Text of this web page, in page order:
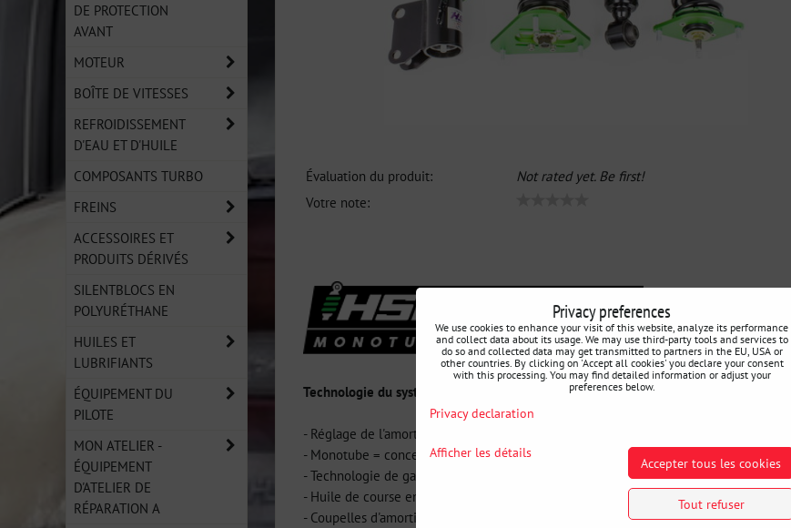
Évaluation du produit:
Not rated yet. Be first!
Votre note:
Technologie du système Monopro
- Réglage de l'amortissement en 16 étapes précises
- Monotube = conception avec un seul corps d'amortisseur
- Technologie de gaz à haute pression
- Huile de course entièrement synthétique
- Coupelles d'amortisseur en aluminium et roulements de haute qualité
DE PROTECTION
AVANT
MOTEUR
BOÎTE DE VITESSES
REFROIDISSEMENT
D'EAU ET D'HUILE
COMPOSANTS TURBO
FREINS
ACCESSOIRES ET
PRODUITS DÉRIVÉS
SILENTBLOCS EN
POLYURÉTHANE
HUILES ET
LUBRIFIANTS
ÉQUIPEMENT DU
PILOTE
MON ATELIER -
ÉQUIPEMENT
D'ATELIER DE
RÉPARATION A
Privacy preferences
We use cookies to enhance your visit of this website, analyze its performance
and collect data about its usage. We may use third-party tools and services to
do so and collected data may get transmitted to partners in the EU, USA or
other countries. By clicking on 'Accept all cookies' you declare your consent
with this processing. You may find detailed information or adjust your
preferences below.
Privacy declaration
Afficher les détails
Accepter tous les cookies
Tout refuser